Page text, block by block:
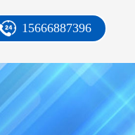
15666887396